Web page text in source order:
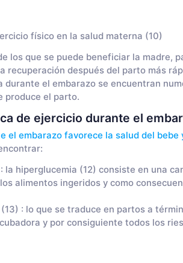
físico en la salud materna (10)
los que se puede beneficiar la madre,
recuperación después del parto más
el embarazo se encuentran
produce el parto.
de ejercicio durante el
el embarazo favorece la salud del bebe
la hiperglucemia (12) consiste en una
alimentos ingeridos y como
: lo que se traduce en partos a
y por consiguiente todos los